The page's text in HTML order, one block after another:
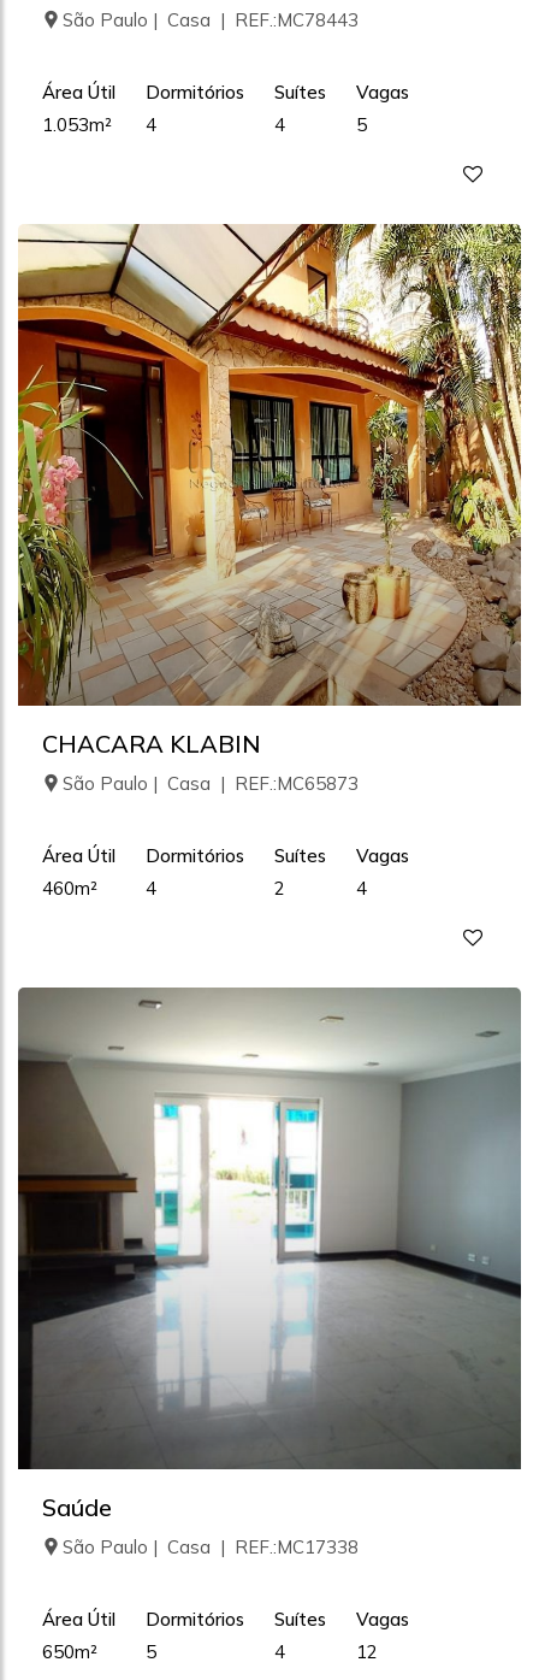
São Paulo | Casa | REF.:MC78443
Área Útil
1.053m²
Dormitórios
4
Suítes
4
Vagas
5
CHACARA KLABIN
São Paulo | Casa | REF.:MC65873
Área Útil
460m²
Dormitórios
4
Suítes
2
Vagas
4
Saúde
São Paulo | Casa | REF.:MC17338
Área Útil
650m²
Dormitórios
5
Suítes
4
Vagas
12